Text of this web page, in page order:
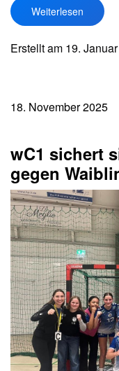
Weiterlesen
Erstellt am 19.
18. November 2025
wC1 sichert
gegen